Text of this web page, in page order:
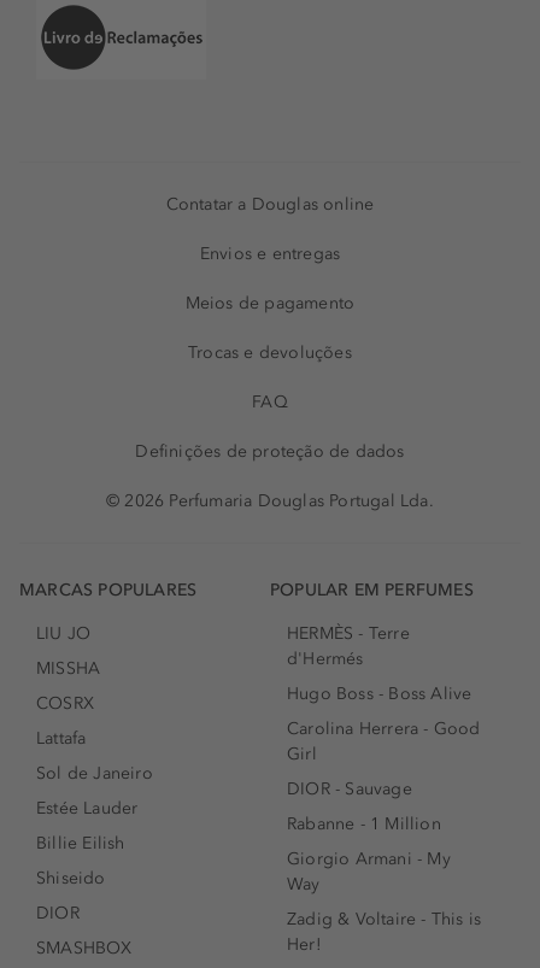
Contatar a Douglas online
Envios e entregas
Meios de pagamento
Trocas e devoluções
FAQ
Definições de proteção de dados
© 2026 Perfumaria Douglas Portugal Lda.
MARCAS POPULARES
LIU JO
MISSHA
COSRX
Lattafa
Sol de Janeiro
Estée Lauder
Billie Eilish
Shiseido
DIOR
SMASHBOX
POPULAR EM PERFUMES
HERMÈS - Terre
d'Hermés
Hugo Boss - Boss Alive
Carolina Herrera - Good
Girl
DIOR - Sauvage
Rabanne - 1 Million
Giorgio Armani - My
Way
Zadig & Voltaire - This is
Her!